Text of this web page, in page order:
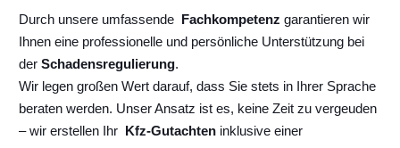
Durch unsere umfassende Fachkompetenz garantieren wir
Ihnen eine professionelle und persönliche Unterstützung bei
der Schadensregulierung.
Wir legen großen Wert darauf, dass Sie stets in Ihrer Sprache
beraten werden. Unser Ansatz ist es, keine Zeit zu vergeuden
– wir erstellen Ihr Kfz-Gutachten inklusive einer